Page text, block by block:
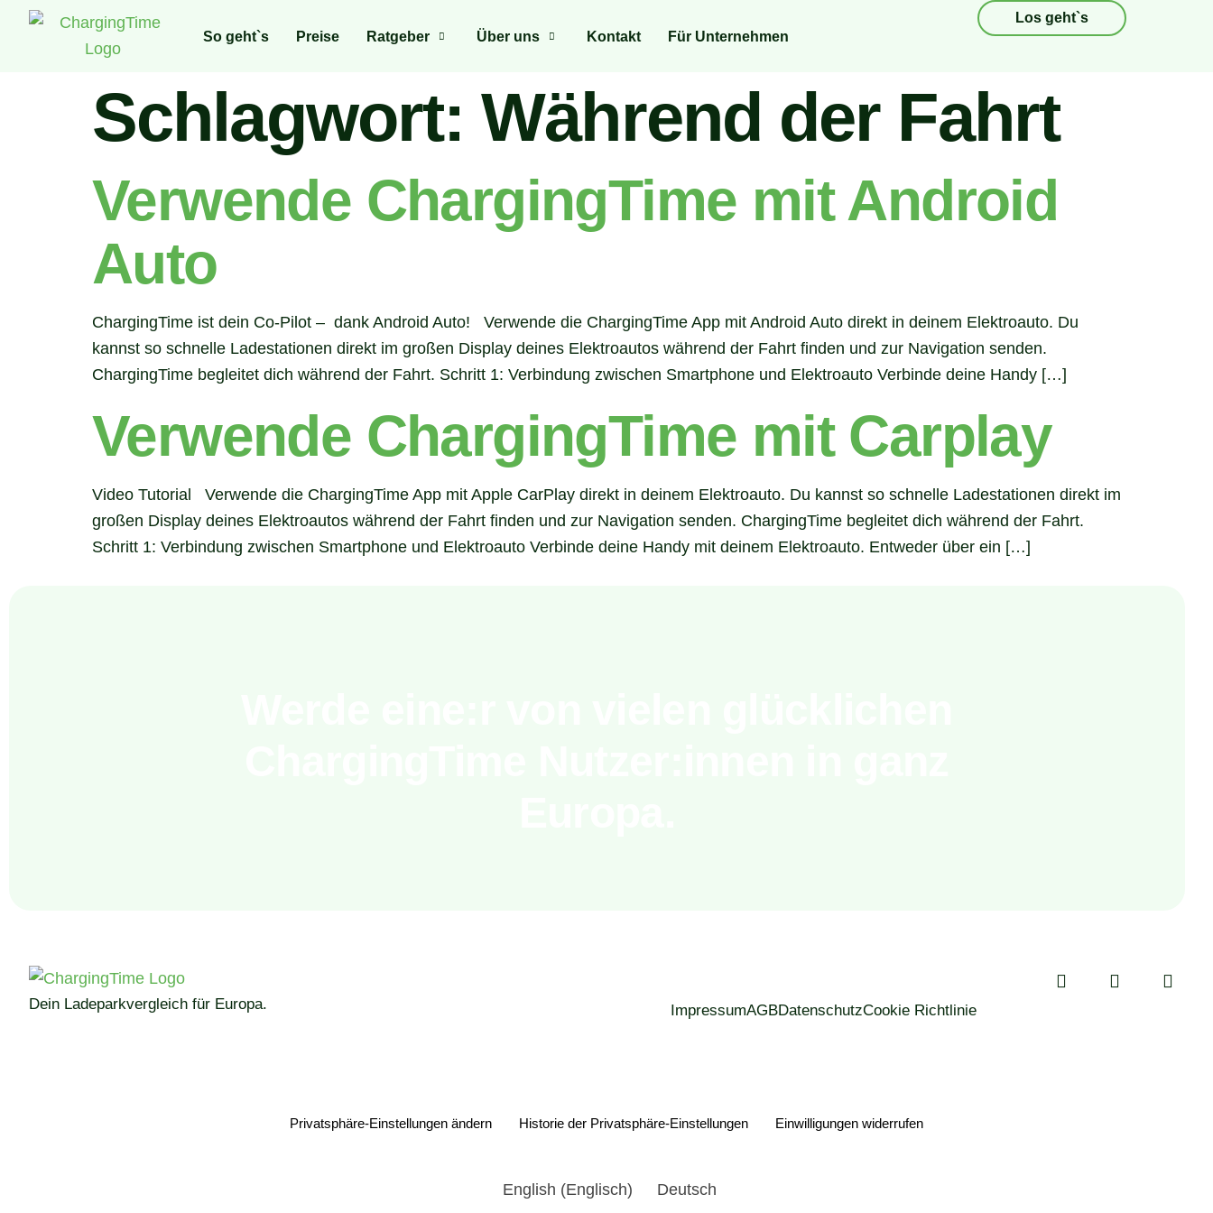
So geht`s Preise Ratgeber Über uns Kontakt Für Unternehmen
Los geht`s
Schlagwort:Während der Fahrt
Verwende ChargingTime mit Android
Auto
ChargingTime ist dein Co-Pilot – dank Android Auto! Verwende die ChargingTime App mit Android Auto direkt in deinem Elektroauto. Du
kannst so schnelle Ladestationen direkt im großen Display deines Elektroautos während der Fahrt finden und zur Navigation senden.
ChargingTime begleitet dich während der Fahrt. Schritt 1: Verbindung zwischen Smartphone und Elektroauto Verbinde deine Handy […]
Verwende ChargingTime mit Carplay
Video Tutorial Verwende die ChargingTime App mit Apple CarPlay direkt in deinem Elektroauto. Du kannst so schnelle Ladestationen direkt im
großen Display deines Elektroautos während der Fahrt finden und zur Navigation senden. ChargingTime begleitet dich während der Fahrt.
Schritt 1: Verbindung zwischen Smartphone und Elektroauto Verbinde deine Handy mit deinem Elektroauto. Entweder über ein […]
Dein Ladeparkvergleich für Europa. ImpressumAGBDatenschutzCookie Richtlinie
Privatsphäre-Einstellungen ändern Historie der Privatsphäre-Einstellungen Einwilligungen widerrufen
English (Englisch) Deutsch